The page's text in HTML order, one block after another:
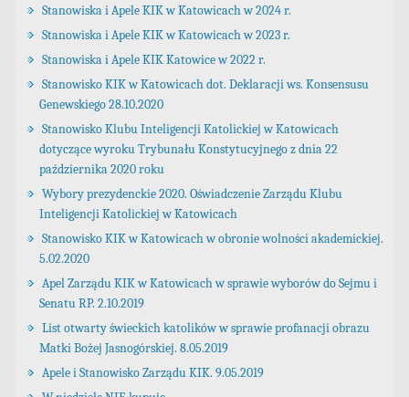
Stanowiska i Apele KIK w Katowicach w 2024 r.
Stanowiska i Apele KIK w Katowicach w 2023 r.
Stanowiska i Apele KIK Katowice w 2022 r.
Stanowisko KIK w Katowicach dot. Deklaracji ws. Konsensusu
Genewskiego 28.10.2020
Stanowisko Klubu Inteligencji Katolickiej w Katowicach
dotyczące wyroku Trybunału Konstytucyjnego z dnia 22
października 2020 roku
Wybory prezydenckie 2020. Oświadczenie Zarządu Klubu
Inteligencji Katolickiej w Katowicach
Stanowisko KIK w Katowicach w obronie wolności akademickiej.
5.02.2020
Apel Zarządu KIK w Katowicach w sprawie wyborów do Sejmu i
Senatu RP. 2.10.2019
List otwarty świeckich katolików w sprawie profanacji obrazu
Matki Bożej Jasnogórskiej. 8.05.2019
Apele i Stanowisko Zarządu KIK. 9.05.2019